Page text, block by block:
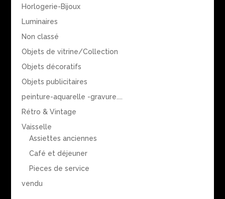
Horlogerie-Bijoux
Luminaires
Non classé
Objets de vitrine/Collection
Objets décoratifs
Objets publicitaires
peinture-aquarelle -gravure....
Rétro & Vintage
Vaisselle
Assiettes anciennes
Café et déjeuner
Pieces de service
vendu